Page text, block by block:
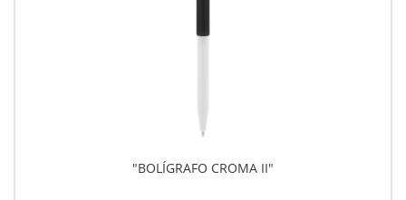
"BOLÍGRAFO CROMA II"